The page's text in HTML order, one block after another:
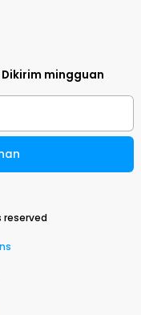
Dikirim mingguan
reserved